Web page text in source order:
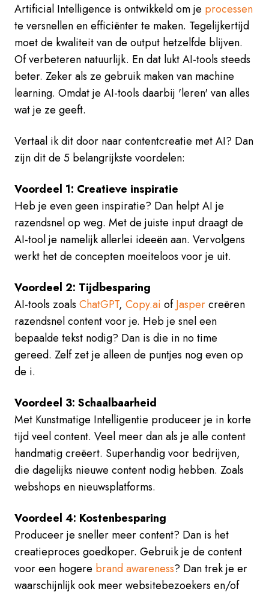
Artificial Intelligence is ontwikkeld om je processen
te versnellen en efficiënter te maken. Tegelijkertijd
moet de kwaliteit van de output hetzelfde blijven.
Of verbeteren natuurlijk. En dat lukt AI-tools steeds
beter. Zeker als ze gebruik maken van machine
learning. Omdat je AI-tools daarbij 'leren' van alles
wat je ze geeft.
Vertaal ik dit door naar contentcreatie met AI? Dan
zijn dit de 5 belangrijkste voordelen:
Voordeel 1: Creatieve inspiratie
Heb je even geen inspiratie? Dan helpt AI je
razendsnel op weg. Met de juiste input draagt de
AI-tool je namelijk allerlei ideeën aan. Vervolgens
werkt het de concepten moeiteloos voor je uit.
Voordeel 2: Tijdbesparing
AI-tools zoals ChatGPT, Copy.ai ofJaspercreëren
razendsnel content voor je. Heb je snel een
bepaalde tekst nodig? Dan is die in no time
gereed. Zelf zet je alleen de puntjes nog even op
de i.
Voordeel 3: Schaalbaarheid
Met Kunstmatige Intelligentie produceer je in korte
tijd veel content. Veel meer dan als je alle content
handmatig creëert. Superhandig voor bedrijven,
die dagelijks nieuwe content nodig hebben. Zoals
webshops en nieuwsplatforms.
Voordeel 4: Kostenbesparing
Produceer je sneller meer content? Dan is het
creatieproces goedkoper. Gebruik je de content
voor een hogere brand awareness? Dan trek je er
waarschijnlijk ook meer websitebezoekers en/of